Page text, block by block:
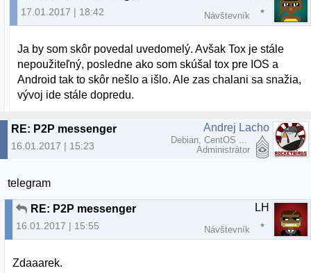
17.01.2017 | 18:42 Návštevník
Ja by som skôr povedal uvedomelý. Avšak Tox je stále
nepoužiteľný, posledne ako som skúšal tox pre IOS a
Android tak to skôr nešlo a išlo. Ale zas chalani sa snažia,
vývoj ide stále dopredu.
RE: P2P messenger
16.01.2017 | 15:23
Andrej Lacho
Debian, CentOS ...
Administrátor
telegram
RE: P2P messenger
16.01.2017 | 15:55
LH
Návštevník
Zdaaarek.